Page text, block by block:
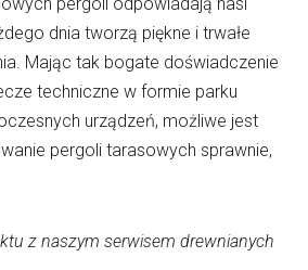
dnia tworzą piękne i trwałe
Mając tak bogate doświadczenie
techniczne w formie parku
urządzeń, możliwe jest
pergoli tarasowych sprawnie,
z naszym serwisem drewnianych